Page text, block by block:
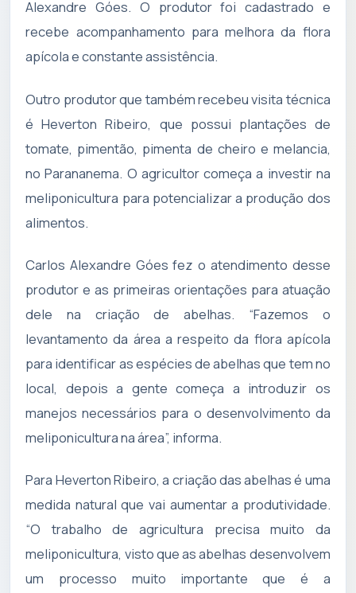
Alexandre Góes. O produtor foi cadastrado e
recebe acompanhamento para melhora da flora
apícola e constante assistência.
Outro produtor que também recebeu visita técnica
é Heverton Ribeiro, que possui plantações de
tomate, pimentão, pimenta de cheiro e melancia,
no Parananema. O agricultor começa a investir na
meliponicultura para potencializar a produção dos
alimentos.
Carlos Alexandre Góes fez o atendimento desse
produtor e as primeiras orientações para atuação
dele na criação de abelhas. “Fazemos o
levantamento da área a respeito da flora apícola
para identificar as espécies de abelhas que tem no
local, depois a gente começa a introduzir os
manejos necessários para o desenvolvimento da
meliponicultura na área”, informa.
Para Heverton Ribeiro, a criação das abelhas é uma
medida natural que vai aumentar a produtividade.
“O trabalho de agricultura precisa muito da
meliponicultura, visto que as abelhas desenvolvem
um processo muito importante que é a